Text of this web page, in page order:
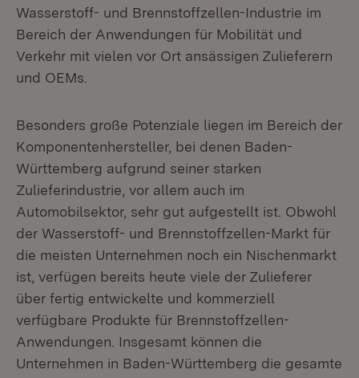
Wasserstoff- und Brennstoffzellen-Industrie im
Bereich der Anwendungen für Mobilität und
Verkehr mit vielen vor Ort ansässigen Zulieferern
und OEMs.
Besonders große Potenziale liegen im Bereich der
Komponentenhersteller, bei denen Baden-
Württemberg aufgrund seiner starken
Zulieferindustrie, vor allem auch im
Automobilsektor, sehr gut aufgestellt ist. Obwohl
der Wasserstoff- und Brennstoffzellen-Markt für
die meisten Unternehmen noch ein Nischenmarkt
ist, verfügen bereits heute viele der Zulieferer
über fertig entwickelte und kommerziell
verfügbare Produkte für Brennstoffzellen-
Anwendungen. Insgesamt können die
Unternehmen in Baden-Württemberg die gesamte